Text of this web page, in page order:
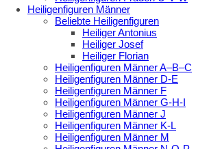
Heiligenfiguren Männer
Beliebte Heiligenfiguren
Heiliger Antonius
Heiliger Josef
Heiliger Florian
Heiligenfiguren Männer A–B–C
Heiligenfiguren Männer D-E
Heiligenfiguren Männer F
Heiligenfiguren Männer G-H-I
Heiligenfiguren Männer J
Heiligenfiguren Männer K-L
Heiligenfiguren Männer M